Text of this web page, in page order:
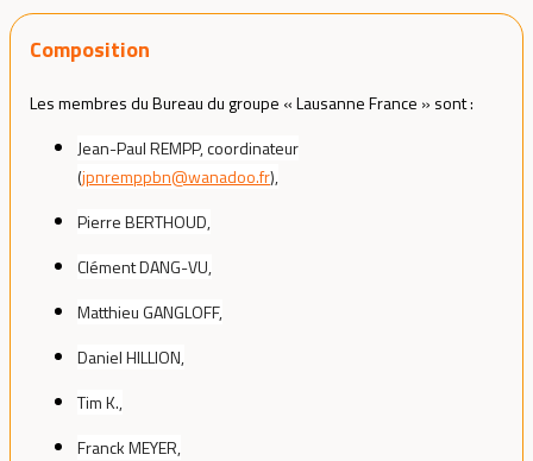
Composition
Les membres du Bureau du groupe « Lausanne France » sont :
Jean-Paul REMPP, coordinateur
(jpnremppbn@wanadoo.fr),
Pierre BERTHOUD,
Clément DANG-VU,
Matthieu GANGLOFF,
Daniel HILLION,
Tim K.,
Franck MEYER,